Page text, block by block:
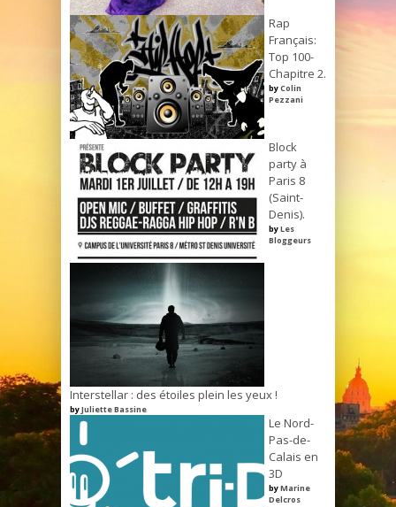
Rap
Français:
Top 100-
Chapitre 2.
byColin
Pezzani
Block
party à
Paris 8
(Saint-
Denis).
byLes
Bloggeurs
Interstellar : des étoiles plein les yeux !
byJuliette Bassine
Le Nord-
Pas-de-
Calais en
3D
byMarine
Delcros